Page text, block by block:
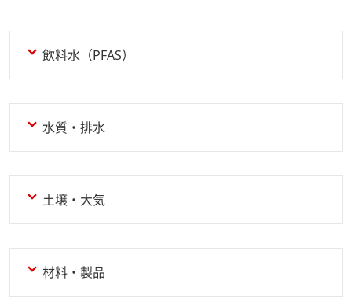
飲料水（PFAS）
水質・排水
土壌・大気
材料・製品